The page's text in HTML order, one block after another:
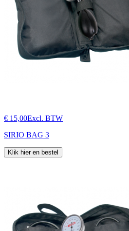
€ 15,00Excl. BTW
SIRIO BAG 3
Klik hier en bestel